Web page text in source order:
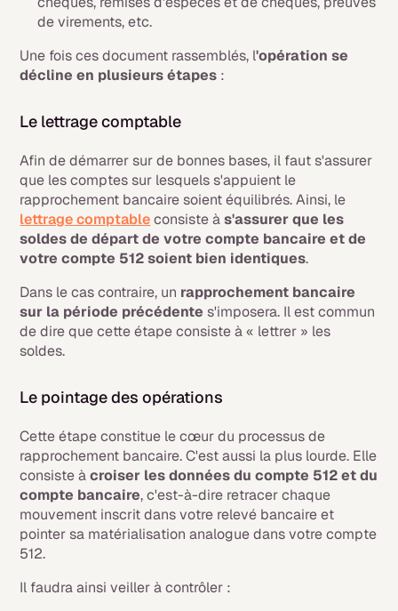
de virements, etc.
Une fois ces document rassemblés, l'opération se
décline en plusieurs étapes :
Le lettrage comptable
Afin de démarrer sur de bonnes bases, il faut s'assurer
que les comptes sur lesquels s'appuient le
rapprochement bancaire soient équilibrés. Ainsi, le
lettrage comptableconsiste às'assurer que les
soldes de départ de votre compte bancaire et de
votre compte 512 soient bien identiques.
Dans le cas contraire, un rapprochement bancaire
sur la période précédentes'imposera. Il est commun
de dire que cette étape consiste à « lettrer » les
soldes.
Le pointage des opérations
Cette étape constitue le cœur du processus de
rapprochement bancaire. C'est aussi la plus lourde. Elle
consiste àcroiser les données du compte 512 et du
compte bancaire, c'est-à-dire retracer chaque
mouvement inscrit dans votre relevé bancaire et
pointer sa matérialisation analogue dans votre compte
512.
Il faudra ainsi veiller à contrôler :